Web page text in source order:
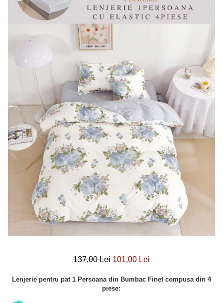
Lenjerii Creponate
Lenjerii de finet Iprimate Digital
Lenjerii de pat Bumbac 100%
Lenjerii de pat Finet + 2 Draperii
Lenjerii de pat Saten 4 piese cu
137,00 Lei 101,00 Lei
Lenjerie pentru pat 1 Persoana din Bumbac Finet compusa din 4
piese: